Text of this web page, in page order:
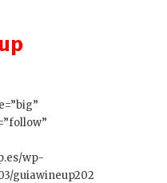
wp-
guiawineup202